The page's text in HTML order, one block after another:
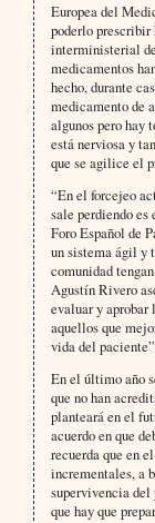
Europea del
poderlo prescribir
interministerial
medicamentos
hecho, durante
medicamento de
algunos pero hay
está nerviosa y
que se agilice el
“En el forcejeo
sale perdiendo
Foro Español de
un sistema ágil y
comunidad
Agustín Rivero
evaluar y aprobar
aquellos que
vida del
En el último año
que no han
planteará en el
acuerdo en que
recuerda que en
incrementales, a
supervivencia del
que hay que